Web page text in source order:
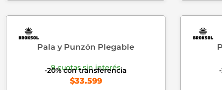
Pala y Punzón Plegable
9 cuotas sin interés
-20% con transferencia
$33.599